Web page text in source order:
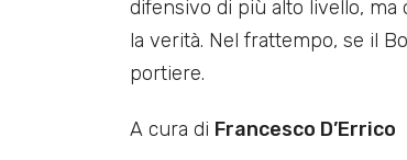
difensivo di più alto livello,
la verità. Nel frattempo, se il
portiere.
A cura di Francesco D’Errico